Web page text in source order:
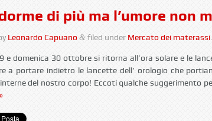
di più ma l’umore non
Leonardo Capuano &filed under Mercato dei materassi.
e domenica 30 ottobre si ritorna all’ora solare e le
a portare indietro le lancette dell’ orologio che
del nostro corpo! Eccoti qualche suggerimento